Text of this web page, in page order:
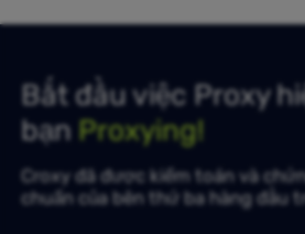
Bắt đầu việc Proxy
bạn Proxying!
Croxy đã được kiểm toán và
chuẩn của bên thứ ba hàng đầu